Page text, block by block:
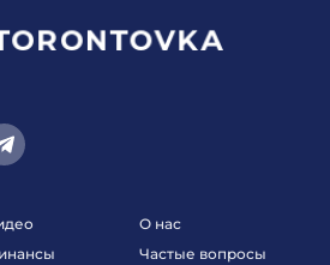
О нас
Частые вопросы